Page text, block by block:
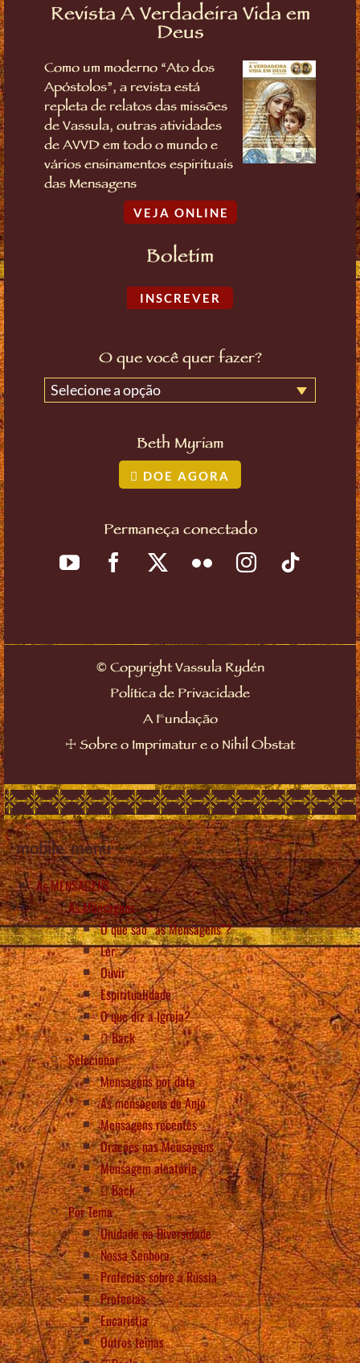
Revista A Verdadeira Vida em
Deus
Como um moderno “Ato dos
Apóstolos”, a revista está
repleta de relatos das missões
de Vassula, outras atividades
de AVVD em todo o mundo e
vários ensinamentos espirituais
das Mensagens
VEJA ONLINE
Boletim
INSCREVER
O que você quer fazer?
Selecione a opção
Beth Myriam
DOE AGORA
Permaneça conectado
©Copyright Vassula Rydén
Política de Privacidade
A Fundação
☩ Sobre o Imprimatur e o Nihil Obstat
mobile_menu
As MENSAGENS
As Mensagens
O que são “as Mensagens”?
Ler
Ouvir
Espiritualidade
O que diz a Igreja?
Back
Selecionar
Mensagens por data
As mensagens do Anjo
Mensagens recentes
Orações nas Mensagens
Mensagem aleatória
Back
Por Tema
Unidade na Diversidade
Nossa Senhora
Profecias sobre a Rússia
Profecias
Eucaristia
Outros temas